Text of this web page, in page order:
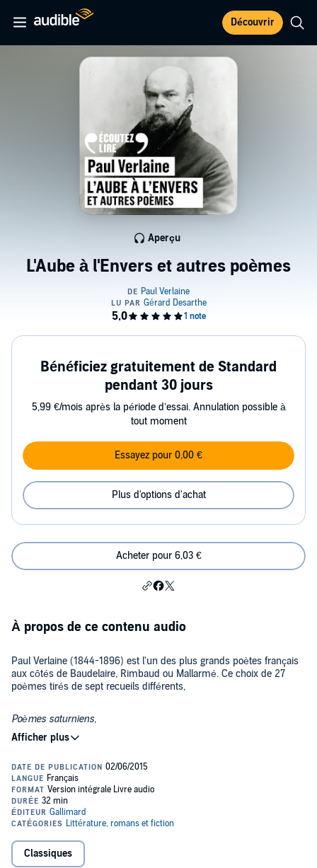
Découvrir
L'Aube à l'Envers et autres poèmes
Aperçu
Bénéficiez gratuitement de Standard
pendant 30 jours
5,99 €/mois après la période d’essai. Annulation possible à
tout moment
Essayez pour 0,00 €
Plus d'options d'achat
Acheter pour 6,03 €
À propos de ce contenu audio
Paul Verlaine (1844-1896) est l'un des plus grands poètes français
aux côtés de Baudelaire, Rimbaud ou Mallarmé. Ce choix de 27
poèmes tirés de sept recueils différents,
Poèmes saturniens,
Romances sans paroles ,
La Bonne Chanson
Jadis et Naguère ,
Classiques